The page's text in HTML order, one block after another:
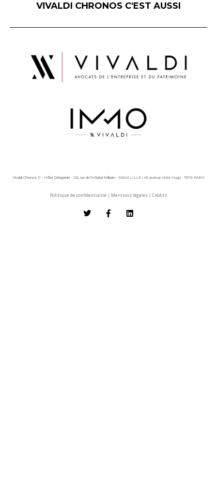
VIVALDI CHRONOS C'EST AUSSI
Vivaldi Chronos © - Hôtel Delagarde - 120, rue de l'Hôpital Militaire - 59043 LILLE / 45 avenue Victor Hugo - 75116 PARIS
Politique de confidentialité | Mentions légales | Crédits